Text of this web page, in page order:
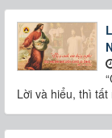
Lời và hiểu, thì tất